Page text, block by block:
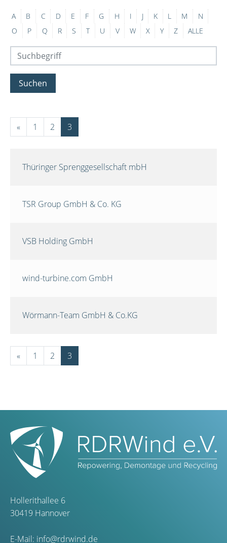
A B C D E F G H I J K L M
N
O
P Q R S T U V W X Y Z ALLE
Suchen
« 1 2 3
Thüringer Sprenggesellschaft mbH
TSR Group GmbH & Co. KG
VSB Holding GmbH
wind-turbine.com GmbH
Wörmann-Team GmbH & Co.KG
« 1 2 3
Hollerithallee 6
30419 Hannover
E-Mail: info@rdrwind.de